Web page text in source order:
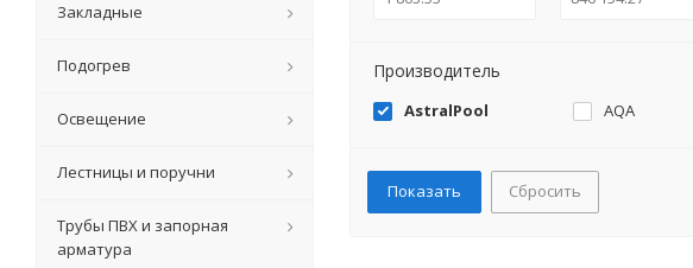
Производитель
AstralPool AQA
Сбросить
Закладные
Подогрев
Освещение
Лестницы и поручни
Трубы ПВХ и запорная
арматура